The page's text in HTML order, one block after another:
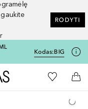
RODYTI
Kodas:BIG
Į Douglas pagrindinį
Į mano
Į